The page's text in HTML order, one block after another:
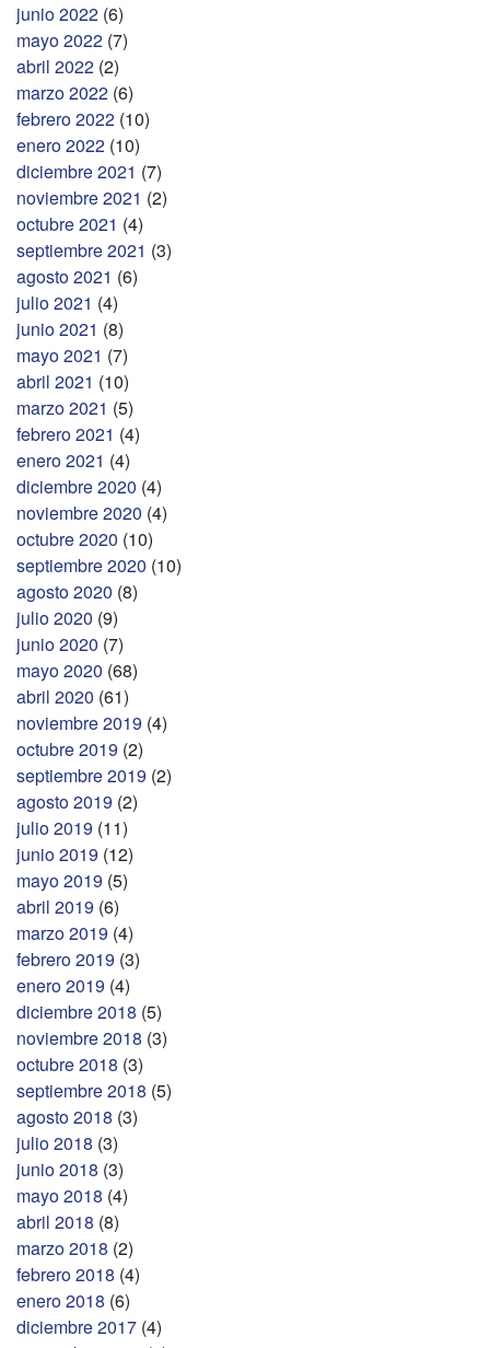
junio 2022 (6)
mayo 2022 (7)
abril 2022 (2)
marzo 2022 (6)
febrero 2022 (10)
enero 2022 (10)
diciembre 2021 (7)
noviembre 2021 (2)
octubre 2021 (4)
septiembre 2021 (3)
agosto 2021 (6)
julio 2021 (4)
junio 2021 (8)
mayo 2021 (7)
abril 2021 (10)
marzo 2021 (5)
febrero 2021 (4)
enero 2021 (4)
diciembre 2020 (4)
noviembre 2020 (4)
octubre 2020 (10)
septiembre 2020 (10)
agosto 2020 (8)
julio 2020 (9)
junio 2020 (7)
mayo 2020 (68)
abril 2020 (61)
noviembre 2019 (4)
octubre 2019 (2)
septiembre 2019 (2)
agosto 2019 (2)
julio 2019 (11)
junio 2019 (12)
mayo 2019 (5)
abril 2019 (6)
marzo 2019 (4)
febrero 2019 (3)
enero 2019 (4)
diciembre 2018 (5)
noviembre 2018 (3)
octubre 2018 (3)
septiembre 2018 (5)
agosto 2018 (3)
julio 2018 (3)
junio 2018 (3)
mayo 2018 (4)
abril 2018 (8)
marzo 2018 (2)
febrero 2018 (4)
enero 2018 (6)
diciembre 2017 (4)